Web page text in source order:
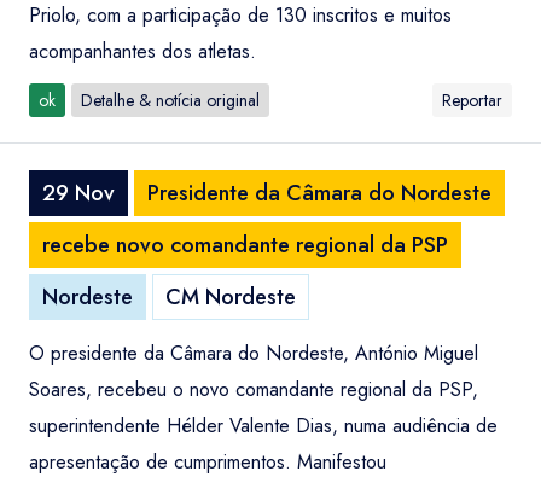
Priolo, com a participação de 130 inscritos e muitos
acompanhantes dos atletas.
ok Detalhe & notícia original Reportar
29 Nov
Presidente da Câmara do Nordeste
recebe novo comandante regional da PSP
Nordeste
CM Nordeste
O presidente da Câmara do Nordeste, António Miguel
Soares, recebeu o novo comandante regional da PSP,
superintendente Hélder Valente Dias, numa audiência de
apresentação de cumprimentos. Manifestou